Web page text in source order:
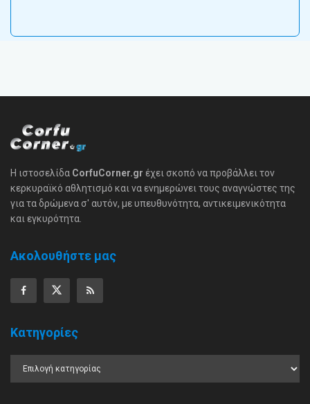
Η ιστοσελίδα CorfuCorner.gr έχει σκοπό να προβάλλει τον
κερκυραϊκό αθλητισμό και να ενημερώνει τους αναγνώστες της
για τα δρώμενα σ' αυτόν, με υπευθυνότητα, αντικειμενικότητα
και εγκυρότητα.
Ακολουθήστε μας
Κατηγορίες